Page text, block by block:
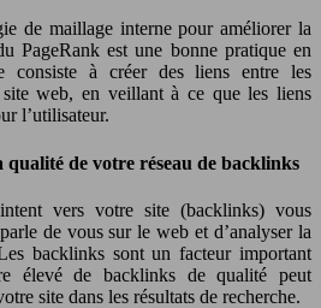
de maillage interne pour améliorer la
PageRank est une bonne pratique en
consiste à créer des liens entre les
web, en veillant à ce que les liens
l’utilisateur.
qualité de votre réseau de backlinks
vers votre site (backlinks) vous
de vous sur le web et d’analyser la
backlinks sont un facteur important
élevé de backlinks de qualité peut
site dans les résultats de recherche.